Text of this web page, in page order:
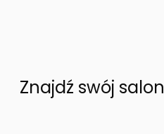
Znajdź swój salon